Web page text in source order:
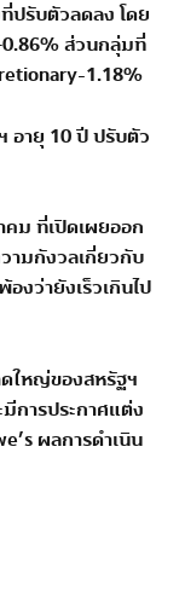
ปรับตัวลดลง โดย
ส่วนกลุ่มที่
1.18%
อายุ 10 ปี ปรับตัว
คม ที่เปิดเผยออก
ามกังวลเกี่ยวกับ
งว่ายังเร็วเกินไป
ใหญ่ของสหรัฐฯ
การประกาศแต่ง
ผลการดำเนิน